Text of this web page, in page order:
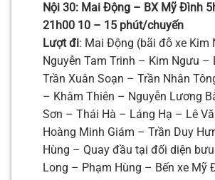
Nội 30: Mai Động – BX Mỹ Đình
21h00 10 – 15 phút/chuyến
Lượt đi: Mai Động (bãi đỗ xe Kim
Nguyễn Tam Trinh – Kim Ngưu –
Trần Xuân Soạn – Trần Nhân
– Khâm Thiên – Nguyễn Lương
Sơn – Thái Hà – Láng Hạ – Lê
Hoàng Minh Giám – Trần Duy
Hùng – Quay đầu tại đối diện
Long – Phạm Hùng – Bến xe Mỹ